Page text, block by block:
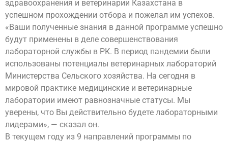
здравоохранения и ветеринарии Казахстана в
успешном прохождении отбора и пожелал им успехов.
«Ваши полученные знания в данной программе успешно
будут применены в деле совершенствования
лабораторной службы в РК. В период пандемии были
использованы потенциалы ветеринарных лабораторий
Министерства Сельского хозяйства. На сегодня в
мировой практике медицинские и ветеринарные
лаборатории имеют равнозначные статусы. Мы
уверены, что Вы действительно будете лабораторными
лидерами», — сказал он.
В текущем году из 9 направлений программы по